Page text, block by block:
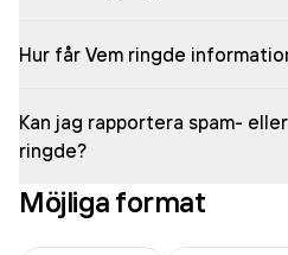
Hur får Vem ringde
Kan jag rapportera spam-
ringde?
Möjliga format